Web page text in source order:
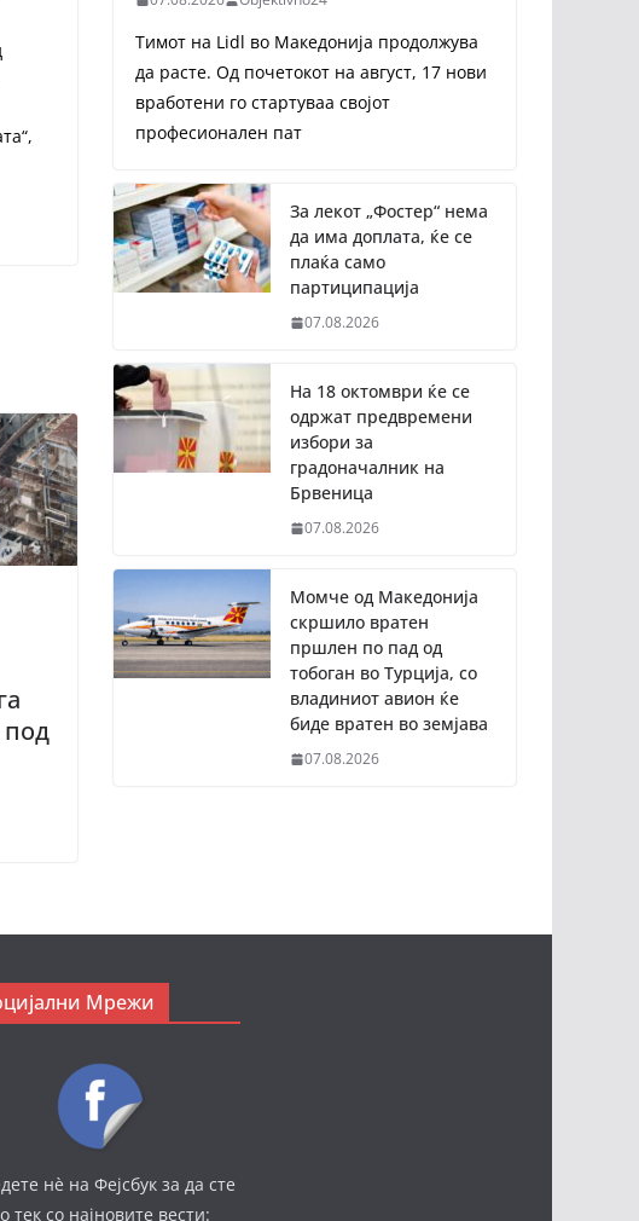
Тимот на Lidl во Македонија продолжува
да расте. Од почетокот на август, 17 нови
вработени го стартуваа својот
професионален пат
За лекот „Фостер“ нема
да има доплата, ќе се
плаќа само
партиципација
07.08.2026
На 18 октомври ќе се
одржат предвремени
избори за
градоначалник на
Брвеница
07.08.2026
Момче од Македонија
скршило вратен
пршлен по пад од
тобоган во Турција, со
владиниот авион ќе
биде вратен во земјава
07.08.2026
Мрежи
нè на Фејсбук за да сте
тек со најновите вести: